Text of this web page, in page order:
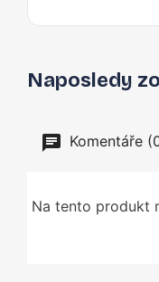
Naposledy
Komentáře
Na tento produkt